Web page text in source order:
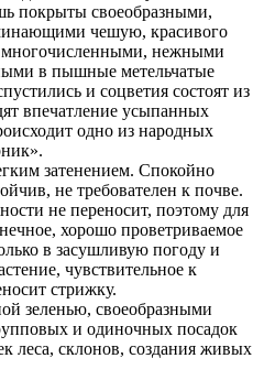
покрыты своеобразными,
чешую, красивого
многочисленными, нежными
в пышные метельчатые
и соцветия состоят из
впечатление усыпанных
одно из народных
затенением. Спокойно
не требователен к почве.
не переносит, поэтому для
хорошо проветриваемое
в засушливую погоду и
чувствительное к
стрижку.
зеленью, своеобразными
и одиночных посадок
леса, склонов, создания живых